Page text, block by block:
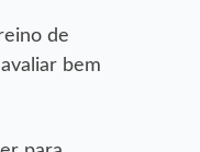
de
bem